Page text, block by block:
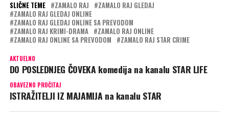
SLIČNE TEME ZAMALO RAJ
ZAMALO RAJ GLEDAJ
ZAMALO RAJ GLEDAJ ONLINE
ZAMALO RAJ GLEDAJ ONLINE SA PREVODOM
ZAMALO RAJ KRIMI-DRAMA
ZAMALO RAJ ONLINE
ZAMALO RAJ ONLINE SA PREVODOM
ZAMALO RAJ STAR CRIME
AKTUELNO
DO POSLEDNJEG ČOVEKA komedija na kanalu STAR LIFE
OBAVEZNO PROČITAJ
ISTRAŽITELJI IZ MAJAMIJA na kanalu STAR